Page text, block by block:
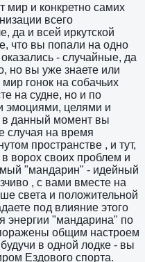
мир и конкретно самих
всего
да и всей иркутской
что вы попали на одно
- случайные, да
но вы уже знаете или
гонок на собачьих
на судне, но и по
эмоциями, целями и
в данный момент вы
случая на время
пространстве , и тут,
ворох своих проблем и
"мандарин" - идейный
, с вами вместе на
света и положительной
под влияние этого
энергии "мандарина" по
общим настроем
в одной лодке - вы
Ездового спорта.